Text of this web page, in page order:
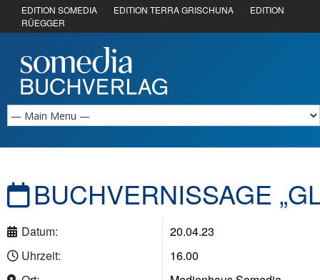
EDITION SOMEDIA EDITION TERRA GRISCHUNA
EDITION
RÜEGGER
BUCHVERNISSAGE
Datum:
20.04.23
Uhrzeit:
16.00